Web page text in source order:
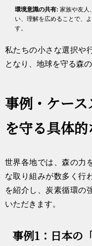
環境意識の共有: 家族や友人
い、理解を広めることで、
す。
私たちの小さな選択や
となり、地球を守る森
事例・ケー
を守る具体
世界各地では、森の力
な取り組みが数多く行
を紹介し、炭素循環の
いただきます。
事例1：日本の